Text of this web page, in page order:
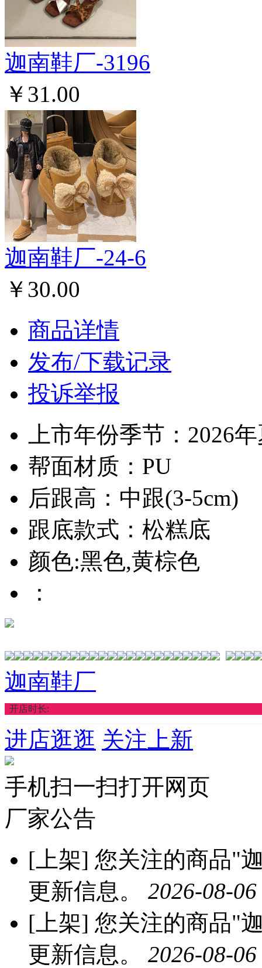
迦南鞋厂-3196
￥31.00
迦南鞋厂-24-6
￥30.00
商品详情
发布/下载记录
投诉举报
上市年份季节：2026
帮面材质：PU
后跟高：中跟(3-5cm)
跟底款式：松糕底
颜色:黑色,黄棕色
：
迦南鞋厂
开店时长:
进店逛逛 关注上新
手机扫一扫打开网页
厂家公告
[上架] 您关注的商品"
更新信息。 2026-08-
[上架] 您关注的商品"
更新信息。 2026-08-